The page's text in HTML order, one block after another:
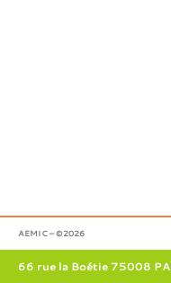
AEMIC – ©2026
66 rue la Boétie 75008